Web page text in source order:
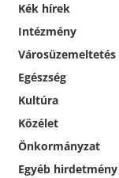
Kék hírek
Intézmény
Városüzemeltetés
Egészség
Kultúra
Közélet
Önkormányzat
Egyéb hirdetmény